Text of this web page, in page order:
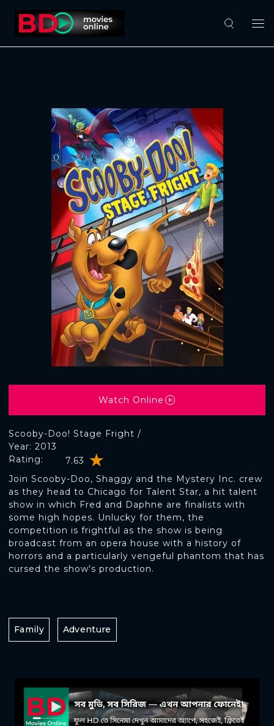
Scooby-Doo! Stage Fright /
Rating: 7.63
Year: 2013
Join Scooby-Doo, Shaggy and the Mystery Inc. crew
as they head to Chicago for Talent Star, a hit talent
show in which Fred and Daphne are finalists with
some high hopes. Unlucky for them, the
competition is frightful as the show is being
broadcast from an opera house with a history of
horrors and a particularly vengeful phantom that has
cursed the show's production.
Watch Online
Family Adventure